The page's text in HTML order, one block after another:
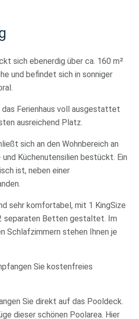
sich ebenerdig über ca. 160 m²
und befindet sich in sonniger
Ferienhaus voll ausgestattet
ausreichend Platz.
sich an den Wohnbereich an
Küchenutensilien bestückt. Ein
ist, neben einer
sehr komfortabel, mit 1 KingSize
separaten Betten gestaltet. Im
Schlafzimmern stehen Ihnen je
Sie kostenfreies
Sie direkt auf das Pooldeck.
dieser schönen Poolarea. Hier